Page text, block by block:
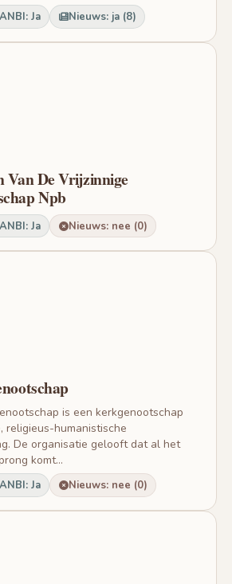
Ja Nieuws: ja (8)
Van De Vrijzinnige
Npb
Ja Nieuws: nee (0)
is een kerkgenootschap
religieus-humanistische
De organisatie gelooft dat al het
komt...
Ja Nieuws: nee (0)